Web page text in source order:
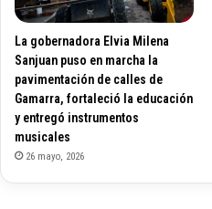
La gobernadora Elvia Milena
Sanjuan puso en marcha la
pavimentación de calles de
Gamarra, fortaleció la educación
y entregó instrumentos
musicales
26 mayo, 2026